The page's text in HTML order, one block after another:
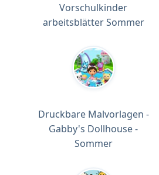
Vorschulkinder
arbeitsblätter Sommer
Druckbare Malvorlagen -
Gabby's Dollhouse -
Sommer